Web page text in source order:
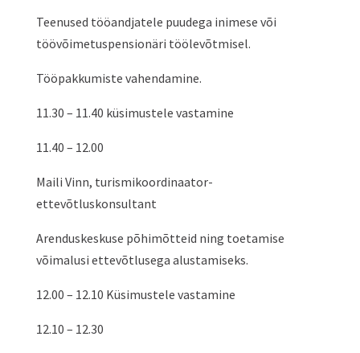
Teenused tööandjatele puudega inimese või
töövõimetuspensionäri töölevõtmisel.
Tööpakkumiste vahendamine.
11.30 – 11.40 küsimustele vastamine
11.40 – 12.00
Maili Vinn, turismikoordinaator-
ettevõtluskonsultant
Arenduskeskuse põhimõtteid ning toetamise
võimalusi ettevõtlusega alustamiseks.
12.00 – 12.10 Küsimustele vastamine
12.10 – 12.30